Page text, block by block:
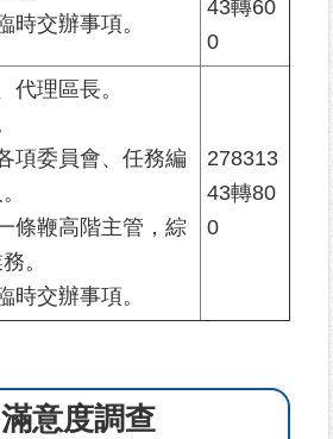
時交辦事項。
43轉60
0
代理區長。
項委員會、任務編
條鞭高階主管，綜
。
時交辦事項。
278313
43轉80
0
滿意度調查